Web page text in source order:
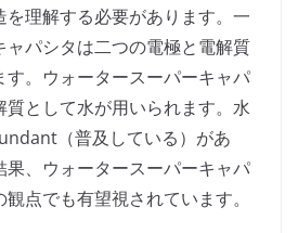
を理解する必要があります。一
ャパシタは二つの電極と電解質
す。ウォータースーパーキャパ
質として水が用いられます。水
（普及している）があ
果、ウォータースーパーキャパ
点でも有望視されています。